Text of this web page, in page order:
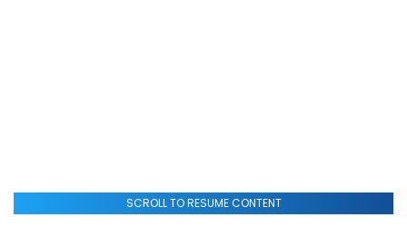
SCROLL TO RESUME CONTENT